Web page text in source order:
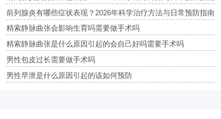
前列腺炎有哪些症状表现？2026年科学治疗方法与日常预防指南
精索静脉曲张会影响生育吗需要做手术吗
精索静脉曲张是什么原因引起的会自己好吗需要手术吗
男性包皮过长需要做手术吗
男性早泄是什么原因引起的该如何预防